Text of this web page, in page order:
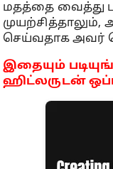
மதத்தை வைத்து
செய்வதாக அவர்
இதையும்
ஹிட்லருடன்